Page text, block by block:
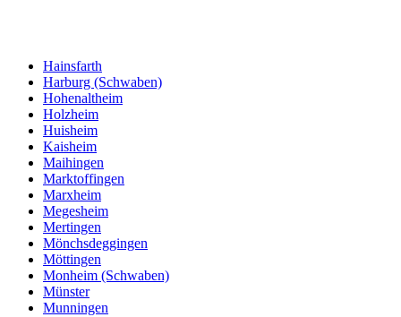
Hainsfarth
Harburg (Schwaben)
Hohenaltheim
Holzheim
Huisheim
Kaisheim
Maihingen
Marktoffingen
Marxheim
Megesheim
Mertingen
Mönchsdeggingen
Möttingen
Monheim (Schwaben)
Münster
Munningen